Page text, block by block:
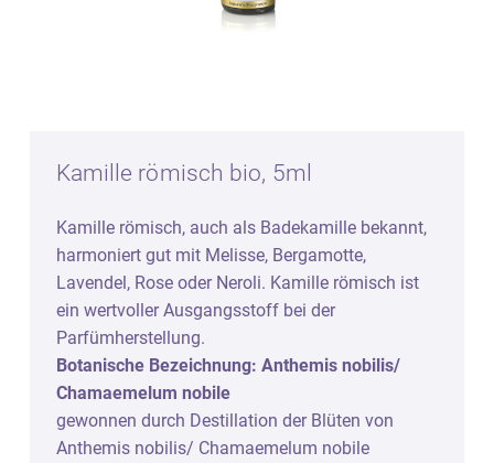
Kamille römisch bio, 5ml
Kamille römisch, auch als Badekamille bekannt,
harmoniert gut mit Melisse, Bergamotte,
Lavendel, Rose oder Neroli. Kamille römisch ist
ein wertvoller Ausgangsstoff bei der
Parfümherstellung.
Botanische Bezeichnung: Anthemis nobilis/
Chamaemelum nobile
gewonnen durch Destillation der Blüten von
Anthemis nobilis/ Chamaemelum nobile